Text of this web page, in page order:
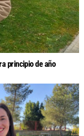
principio de año